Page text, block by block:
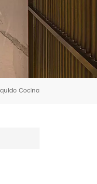
Русский
Español
中文
Cocina